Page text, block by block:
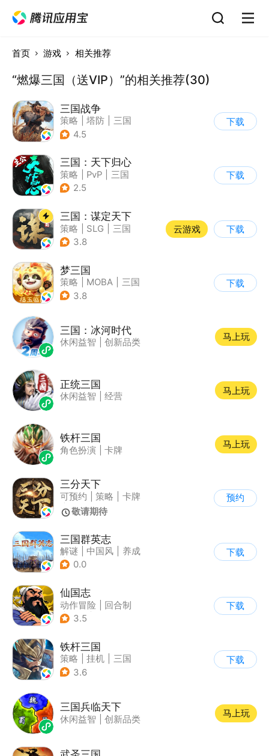
首页 游戏 相关推荐
“燃爆三国（送VIP）”的相关推荐(30)
三国战争
策略 塔防
三国
| 千人同屏
4.5
下载
三国：天下归心
策略 PvP
三国
| SLG
2.5
下载
三国：谋定天下
策略 SLG
三国
| 中国风
3.8
云游戏 下载
梦三国
策略 MOBA
三国
| 中国风
3.8
下载
三国：冰河时代
休闲益智 创新品类
马上玩
正统三国
休闲益智 经营
马上玩
铁杆三国
角色扮演 卡牌
马上玩
三分天下
可预约 策略
卡牌
| 三国
敬请期待
预约
三国群英志
解谜 中国风
养成
| 古风
0.0
下载
仙国志
动作冒险
回合制
| 三国
3.5
下载
铁杆三国
策略 挂机
三国
| 中国风
3.6
下载
三国兵临天下
休闲益智 创新品类
马上玩